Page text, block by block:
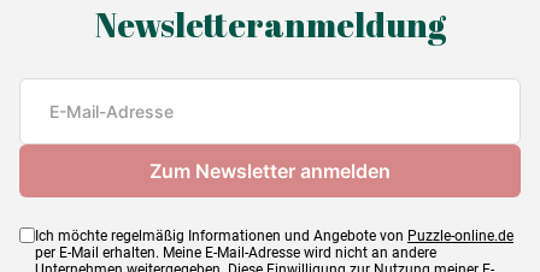
Maße
Newsletteranmeldung
Ich möchte regelmäßig Informationen und Angebote von Puzzle-online.de
per E-Mail erhalten. Meine E-Mail-Adresse wird nicht an andere